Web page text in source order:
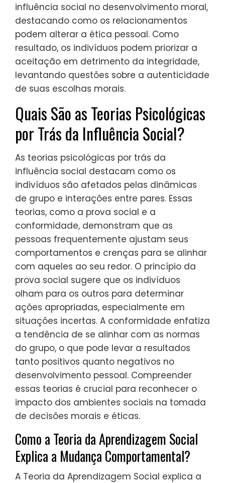
influência social no desenvolvimento moral,
destacando como os relacionamentos
podem alterar a ética pessoal. Como
resultado, os indivíduos podem priorizar a
aceitação em detrimento da integridade,
levantando questões sobre a autenticidade
de suas escolhas morais.
Quais São as Teorias Psicológicas
por Trás da Influência Social?
As teorias psicológicas por trás da
influência social destacam como os
indivíduos são afetados pelas dinâmicas
de grupo e interações entre pares. Essas
teorias, como a prova social e a
conformidade, demonstram que as
pessoas frequentemente ajustam seus
comportamentos e crenças para se alinhar
com aqueles ao seu redor. O princípio da
prova social sugere que os indivíduos
olham para os outros para determinar
ações apropriadas, especialmente em
situações incertas. A conformidade enfatiza
a tendência de se alinhar com as normas
do grupo, o que pode levar a resultados
tanto positivos quanto negativos no
desenvolvimento pessoal. Compreender
essas teorias é crucial para reconhecer o
impacto dos ambientes sociais na tomada
de decisões morais e éticas.
Como a Teoria da Aprendizagem Social
Explica a Mudança Comportamental?
A Teoria da Aprendizagem Social explica a